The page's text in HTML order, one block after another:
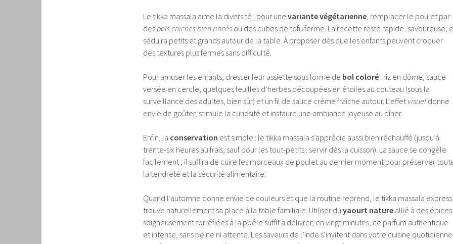
Le tikka massala aime la diversité : pour une variante végétarienne , remplacer le poulet par
des pois chiches bien rincés ou des cubes de tofu ferme. La recette reste rapide, savoureuse,
séduira petits et grands autour de la table. À proposer dès que les enfants peuvent croquer
des textures plus fermes sans difficulté.
Pour amuser les enfants, dresser leur assiette sous forme de bol coloré : riz en dôme, sauce
versée en cercle, quelques feuilles d’herbes découpées en étoiles au couteau (sous la
surveillance des adultes, bien sûr) et un fil de sauce crème fraîche autour. L’effet visuel donne
envie de goûter, stimule la curiosité et instaure une ambiance joyeuse au dîner.
Enfin, la conservation est simple : le tikka massala s’apprécie aussi bien réchauffé (jusqu’à
trente-six heures au frais, sauf pour les tout-petits : servir dès la cuisson). La sauce se congèle
facilement ; il suffira de cuire les morceaux de poulet au dernier moment pour préserver
la tendreté et la sécurité alimentaire.
Quand l’automne donne envie de couleurs et que la routine reprend, le tikka massala express
trouve naturellement sa place à la table familiale. Utiliser du yaourt nature allié à des épices
soigneusement torréfiées à la poêle suffit à délivrer, en vingt minutes, ce parfum authentique
et intense, sans peine ni attente. Les saveurs de l’Inde s’invitent dans votre cuisine